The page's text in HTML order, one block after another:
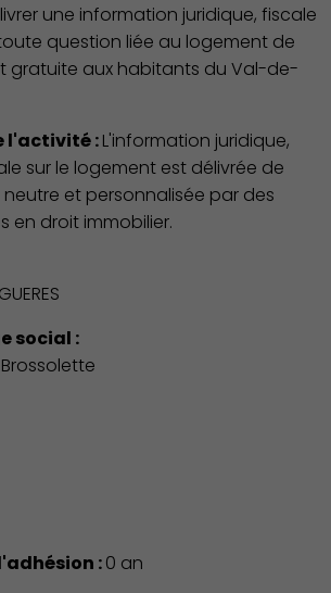
une information juridique, fiscale
question liée au logement de
gratuite aux habitants du Val-de-
l'activité :L'information juridique,
sur le logement est délivrée de
et personnalisée par des
en droit immobilier.
social :
:0 an